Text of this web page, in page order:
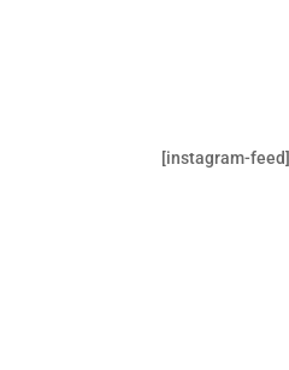
[instagram-feed]